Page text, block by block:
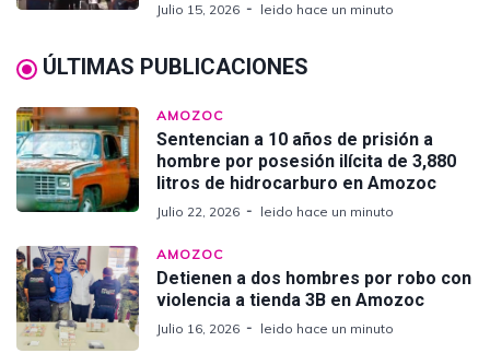
Julio 15, 2026 leido hace un minuto
ÚLTIMAS PUBLICACIONES
AMOZOC
Sentencian a 10 años de prisión a
hombre por posesión ilícita de 3,880
litros de hidrocarburo en Amozoc
Julio 22, 2026 leido hace un minuto
AMOZOC
Detienen a dos hombres por robo con
violencia a tienda 3B en Amozoc
Julio 16, 2026 leido hace un minuto